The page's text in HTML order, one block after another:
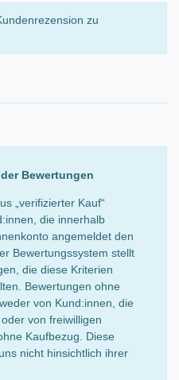
zu
Bewertungen
„verifizierter Kauf“
die innerhalb
angemeldet den
Bewertungssystem stellt
die diese Kriterien
Bewertungen ohne
von Kund:innen, die
von freiwilligen
Kaufbezug. Diese
nicht hinsichtlich ihrer